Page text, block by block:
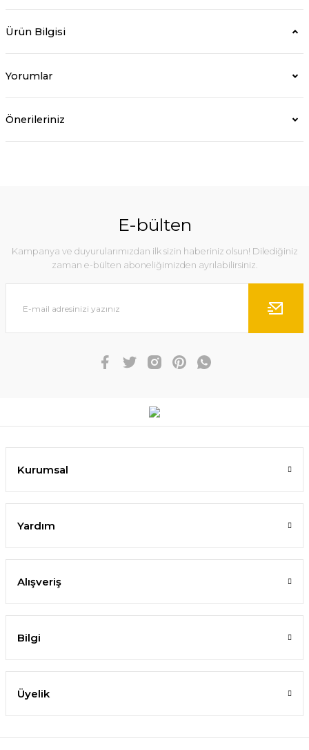
Ürün Bilgisi
Yorumlar
Önerileriniz
E-bülten
Kampanya ve duyurularımızdan ilk sizin haberiniz olsun! Dilediğiniz
zaman e-bülten aboneliğimizden ayrılabilirsiniz.
Kurumsal
Yardım
Alışveriş
Bilgi
Üyelik